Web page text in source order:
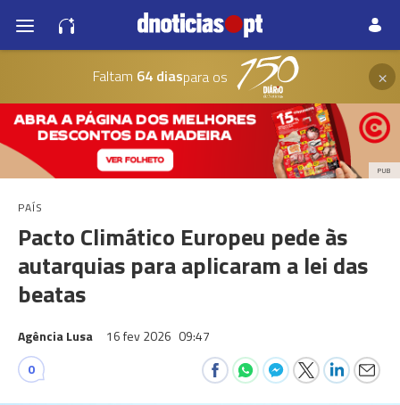
Faltam 64 diaspara os ×
PUB
PAÍS
Pacto Climático Europeu pede às
autarquias para aplicaram a lei das
beatas
Agência Lusa 16 fev 2026 09:47
0